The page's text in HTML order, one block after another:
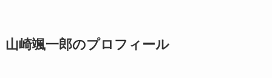
山崎颯一郎のプロフィール